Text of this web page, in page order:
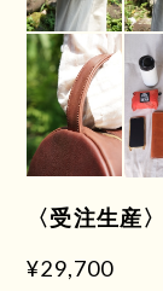
〈受注生産
¥29,700